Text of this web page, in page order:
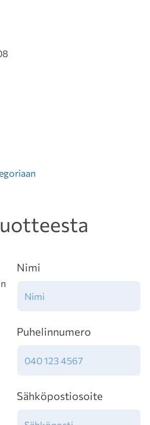
Nimi
Puhelinnumero
Sähköpostiosoite